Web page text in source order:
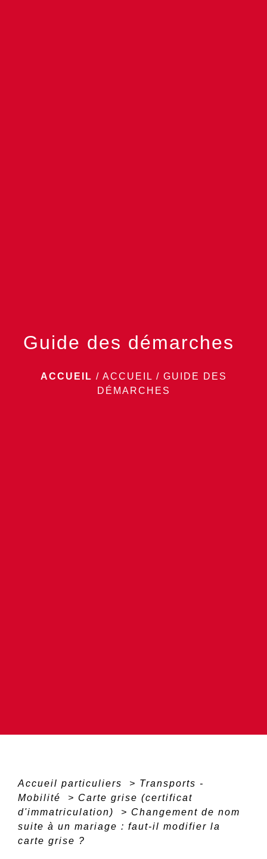
Guide des démarches
ACCUEIL / ACCUEIL / GUIDE DES
DÉMARCHES
Accueil particuliers > Transports -
Mobilité
> Carte grise (certificat
d'immatriculation)
> Changement de nom
suite à un mariage : faut-il modifier la
carte grise ?